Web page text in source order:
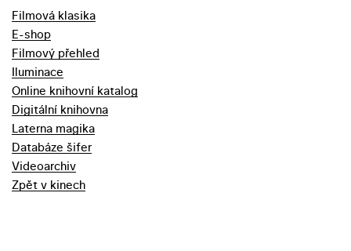
Filmová klasika
E-shop
Filmový přehled
Iluminace
Online knihovní katalog
Digitální knihovna
Laterna magika
Databáze šifer
Videoarchiv
Zpět v kinech